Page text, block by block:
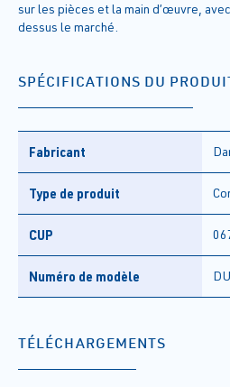
sur les pièces et la main d’œuvre,
dessus le marché.
SPÉCIFICATIONS DU
Fabricant
Type de produit
CUP
Numéro de modèle
TÉLÉCHARGEMENTS